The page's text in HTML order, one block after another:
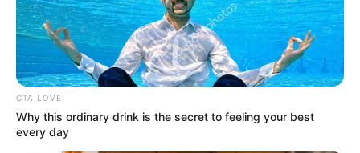
CTA LOVE
Why this ordinary drink is the secret to feeling your best
every day